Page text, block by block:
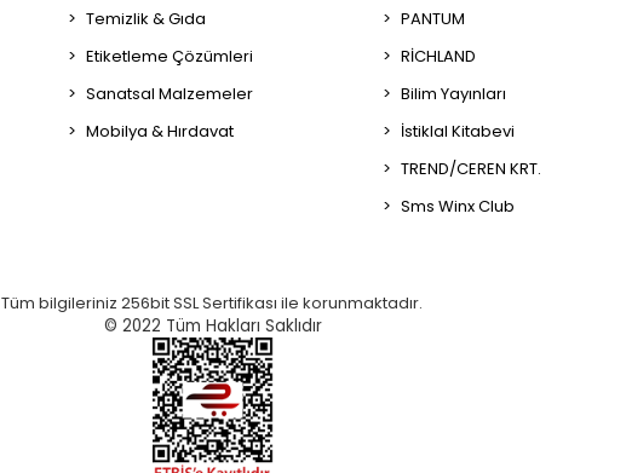
Temizlik & Gıda
Etiketleme Çözümleri
Sanatsal Malzemeler
Mobilya & Hırdavat
PANTUM
RİCHLAND
Bilim Yayınları
İstiklal Kitabevi
TREND/CEREN KRT.
Sms Winx Club
Tüm bilgileriniz 256bit SSL Sertifikası ile korunmaktadır.
© 2022 Tüm Hakları Saklıdır